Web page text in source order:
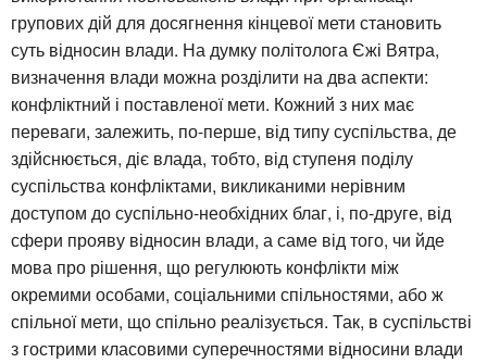
групових дій для досягнення кінцевої мети становить
суть відносин влади. На думку політолога Єжі Вятра,
визначення влади можна розділити на два аспекти:
конфліктний і поставленої мети. Кожний з них має
переваги, залежить, по-перше, від типу суспільства, де
здійснюється, діє влада, тобто, від ступеня поділу
суспільства конфліктами, викликаними нерівним
доступом до суспільно-необхідних благ, і, по-друге, від
сфери прояву відносин влади, а саме від того, чи йде
мова про рішення, що регулюють конфлікти між
окремими особами, соціальними спільностями, або ж
спільної мети, що спільно реалізується. Так, в суспільстві
з гострими класовими суперечностями відносини влади